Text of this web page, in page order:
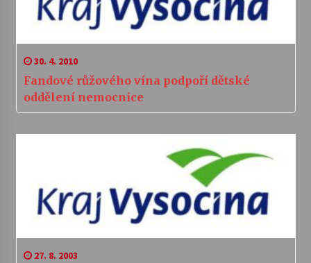
30. 4. 2010
Fandové růžového vína podpoří dětské
oddělení nemocnice
27. 8. 2003